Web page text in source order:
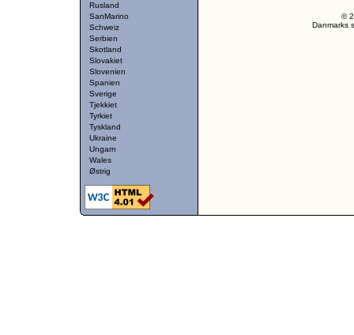
Rusland
SanMarino
Schweiz
Serbien
Skotland
Slovakiet
Slovenien
Spanien
Sverige
Tjekkiet
Tyrkiet
Tyskland
Ukraine
Ungarn
Wales
Østrig
©
Danmarks